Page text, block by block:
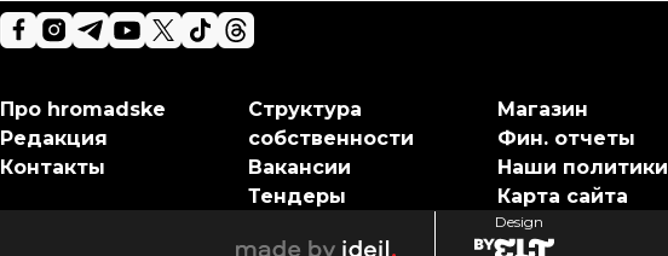
Про hromadske
Редакция
Контакты
Структура
собственности
Вакансии
Тендеры
Магазин
Фин. отчеты
Наши политики
Карта сайта
ideil
Design
elt